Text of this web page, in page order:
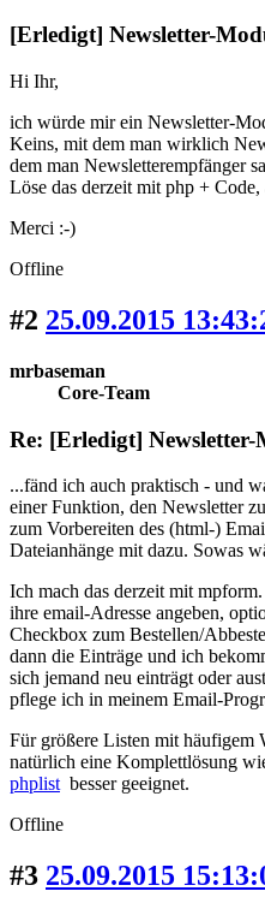
[Erledigt] Newsletter-
Hi Ihr,
ich würde mir ein Newsletter-
Keins, mit dem man wirklich
dem man Newsletterempfänger
Löse das derzeit mit php + Code,
Merci :-)
Offline
#2 25.09.2015
mrbaseman
Core-Team
Re: [Erledigt] Newsletter-
...fänd ich auch praktisch - und
einer Funktion, den Newsletter
zum Vorbereiten des (html-)
Dateianhänge mit dazu. Sowas
Ich mach das derzeit mit
ihre email-Adresse angeben,
Checkbox zum Bestellen/
dann die Einträge und ich
sich jemand neu einträgt oder
pflege ich in meinem Email-
Für größere Listen mit häufigem
natürlich eine Komplettlösung
phplist besser geeignet.
Offline
#3 25.09.2015